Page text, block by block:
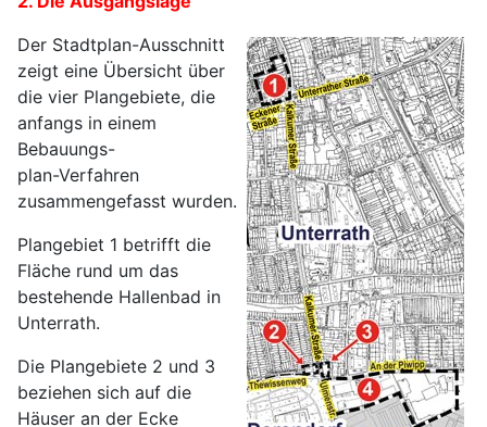
Der Stadtplan-Ausschnitt
zeigt eine Übersicht über
die vier Plangebiete, die
anfangs in einem
Bebauungs-
plan-Verfahren
zusammengefasst wurden.
Plangebiet 1 betrifft die
Fläche rund um das
bestehende Hallenbad in
Unterrath.
Die Plangebiete 2 und 3
beziehen sich auf die
Häuser an der Ecke